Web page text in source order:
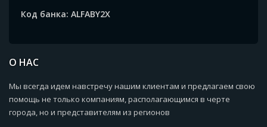
Код банка: ALFABY2X
О НАС
Мы всегда идем навстречу нашим клиентам и предлагаем свою
помощь не только компаниям, располагающимся в черте
города, но и представителям из регионов